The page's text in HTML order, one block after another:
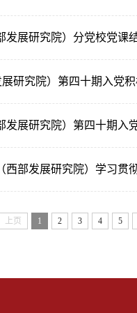
展研究院）分党校党课
研究院）第四十期入党
展研究院）第四十期入
部发展研究院）学习贯
上页 1 2 3 4 5